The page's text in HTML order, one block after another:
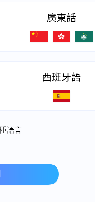
廣東話
西班牙語
語言